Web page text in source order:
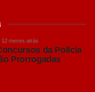
14
projeto de
no Estado, prevê a
direto nos
12 meses atrás
da Polícia
Prorrogadas